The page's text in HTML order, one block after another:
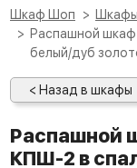
Шкаф Шоп Шкафы
Распашной шкаф 3-х створчатый Кано КПШ-2 в спальню
белый/дуб
< Назад в шкафы
Распашной шкаф 3-х створчатый Кано
КПШ-2 в